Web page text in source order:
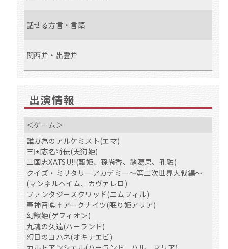
話せる方言・言語
関西弁・出雲弁
出演情報
＜ゲーム＞
誰ガ為のアルケミスト(エマ)
三国志名将伝(天狗姫)
三国志XATSU!!(甄姫、孫尚香、諸葛果、孔融)
クイズ・ミリタリーアカデミー～第二次世界大戦編～
(マンネルヘイム、カヴァレロ)
ファンタジースクワッド(ニムフィル)
軍神召喚†アークナイツ(眠り姫アリア)
幻獣姫(ゲフィオン)
九魂の久遠(ハーランド)
幻日のヨハネ(オキナエビ)